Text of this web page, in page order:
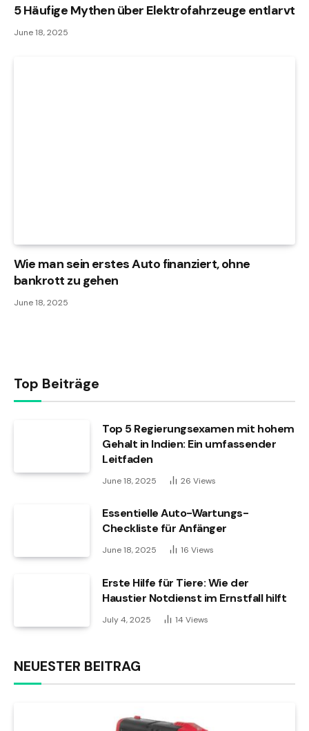
5 Häufige Mythen über Elektrofahrzeuge entlarvt
June 18, 2025
Wie man sein erstes Auto finanziert, ohne
bankrott zu gehen
June 18, 2025
Top Beiträge
Top 5 Regierungsexamen mit hohem
Gehalt in Indien: Ein umfassender
Leitfaden
June 18, 2025 26 Views
Essentielle Auto-Wartungs-
Checkliste für Anfänger
June 18, 2025 16 Views
Erste Hilfe für Tiere: Wie der
Haustier Notdienst im Ernstfall hilft
July 4, 2025 14 Views
NEUESTER BEITRAG